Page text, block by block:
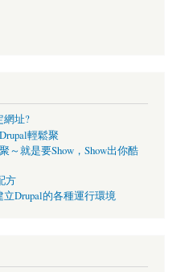
網址?
輕鬆聚
～就是要Show，Show出你酷
方
立Drupal的各種運行環境